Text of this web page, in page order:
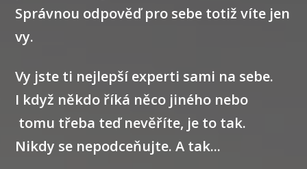
Správnou odpověď pro sebe totižvíte jen
vy.
Vy jste ti nejlepšíexperti sami na sebe.
I když někdo říká něco jiného nebo
tomu třeba teď nevěříte, je to tak.
Nikdy se nepodceňujte. A tak...